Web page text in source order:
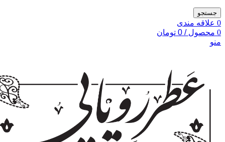
جستجو
0 علاقه مندی
0 محصول /
0 تومان
منو